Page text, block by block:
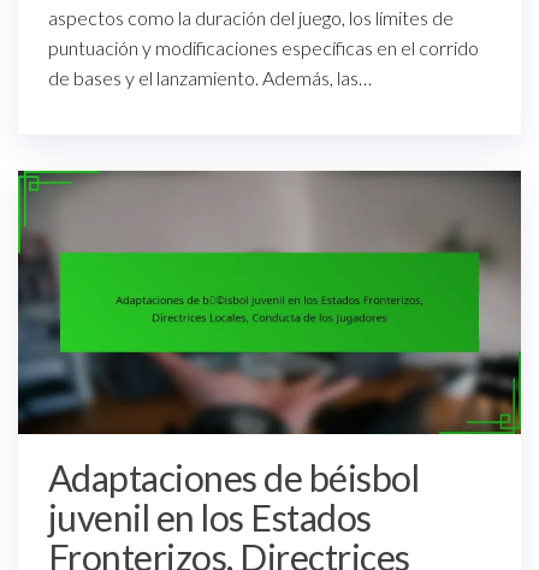
aspectos como la duración del juego, los límites de
puntuación y modificaciones específicas en el corrido
de bases y el lanzamiento. Además, las…
Adaptaciones de béisbol
juvenil en los Estados
Fronterizos, Directrices